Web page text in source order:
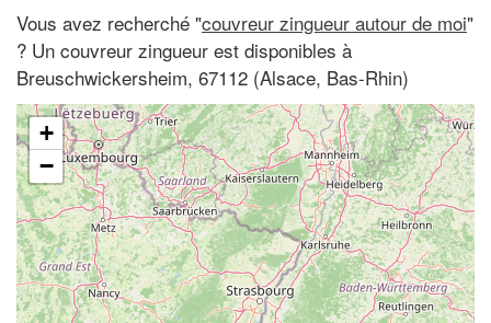
Vous avez recherché "couvreur zingueur autour de moi"
? Un couvreur zingueur est disponibles à
Breuschwickersheim, 67112 (Alsace, Bas-Rhin)
+
−